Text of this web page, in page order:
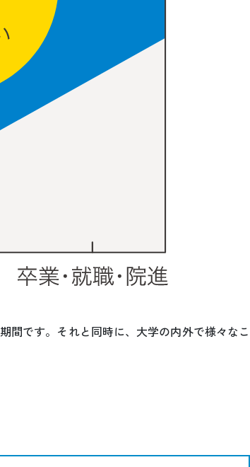
間です。それと同時に、大学の内外で様々なこ